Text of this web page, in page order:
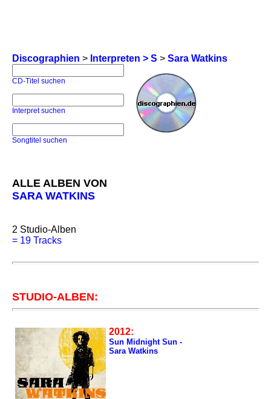
Discographien > Interpreten > S > Sara Watkins
CD-Titel suchen
Interpret suchen
Songtitel suchen
ALLE ALBEN VON
SARA WATKINS
2 Studio-Alben
= 19 Tracks
STUDIO-ALBEN:
2012:
Sun Midnight Sun -
Sara Watkins